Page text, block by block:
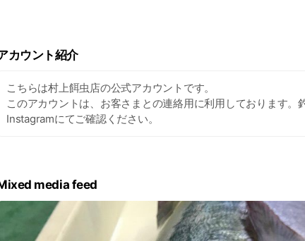
夏場:6:00-19:00頃 冬場:7:00-18:00頃
カウント紹介
こちらは村上餌虫店の公式アカウントです。
このアカウントは、お客さまとの連絡用に利用しております。
Instagramにてご確認ください。
media feed